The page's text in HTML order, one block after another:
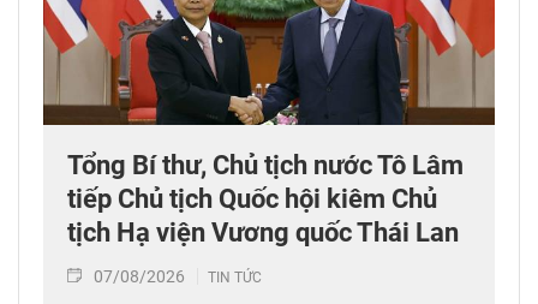
Tổng Bí thư, Chủ tịch nước Tô Lâm
tiếp Chủ tịch Quốc hội kiêm Chủ
tịch Hạ viện Vương quốc Thái Lan
07/08/2026 TIN TỨC